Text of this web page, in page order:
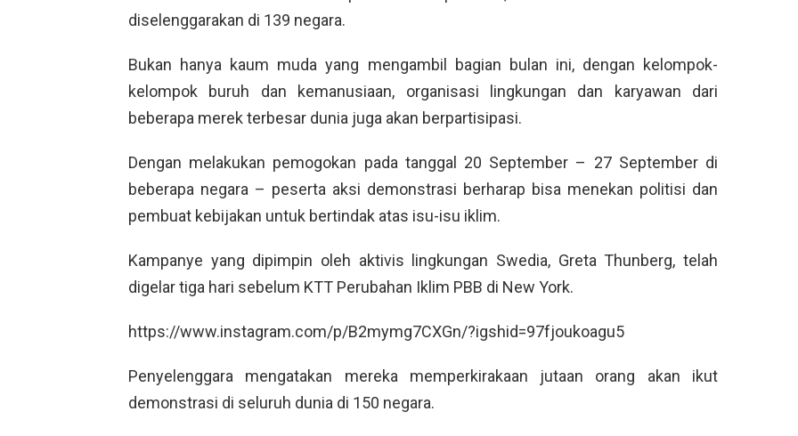
diselenggarakan di 139 negara.
Bukan hanya kaum muda yang mengambil bagian bulan ini, dengan kelompok-
kelompok buruh dan kemanusiaan, organisasi lingkungan dan karyawan dari
beberapa merek terbesar dunia juga akan berpartisipasi.
Dengan melakukan pemogokan pada tanggal 20 September – 27 September di
beberapa negara – peserta aksi demonstrasi berharap bisa menekan politisi dan
pembuat kebijakan untuk bertindak atas isu-isu iklim.
Kampanye yang dipimpin oleh aktivis lingkungan Swedia, Greta Thunberg, telah
digelar tiga hari sebelum KTT Perubahan Iklim PBB di New York.
https://www.instagram.com/p/B2mymg7CXGn/?igshid=97fjoukoagu5
Penyelenggara mengatakan mereka memperkirakaan jutaan orang akan ikut
demonstrasi di seluruh dunia di 150 negara.